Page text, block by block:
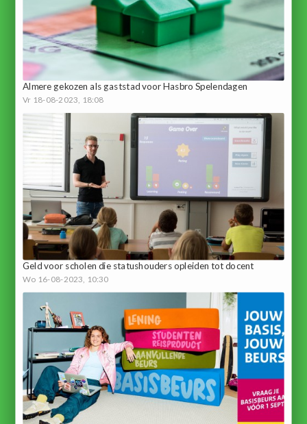
Almere gekozen als gaststad voor Hasbro Spelendagen
Vr 18-08-2023, 18:08
Geld voor scholen die statushouders opleiden tot docent
Wo 16-08-2023, 10:30